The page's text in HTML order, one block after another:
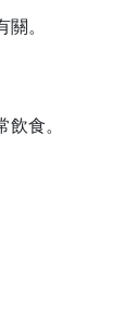
。
食。